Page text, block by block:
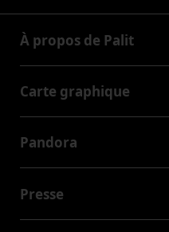
À propos de Palit
Carte graphique
GeForce RTX™ 30 Series
Pandora
Presse